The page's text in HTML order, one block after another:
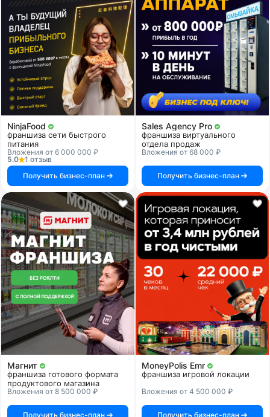
NinjaFood
франшиза сети быстрого
питания
Вложения от 6 000 000 ₽
5.0
1 отзыв
Получить бизнес-план
Sales Agency Pro
франшиза виртуального
отдела продаж
Вложения от 68 000 ₽
Получить бизнес-план
Магнит
франшиза готового формата
продуктового магазина
Вложения от 8 500 000 ₽
Получить бизнес-план
MoneyPolis Emr
франшиза игровой локации
Вложения от 4 500 000 ₽
Получить бизнес-план